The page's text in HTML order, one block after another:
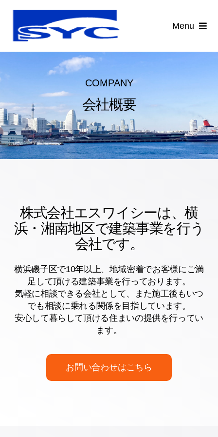
Skip
content
Menu
HOME
介護保険について
施工事例
会社概要
COMPANY
会社概要
株式会社エスワイシーは、横
浜・湘南地区で建築事業を行う
会社です。
横浜磯子区で10年以上、地域密着でお客様にご満
足して頂ける建築事業を行っております。
気軽に相談できる会社として、また施工後もいつ
でも相談に乗れる関係を目指しています。
安心して暮らして頂ける住まいの提供を行ってい
ます。
お問い合わせはこちら